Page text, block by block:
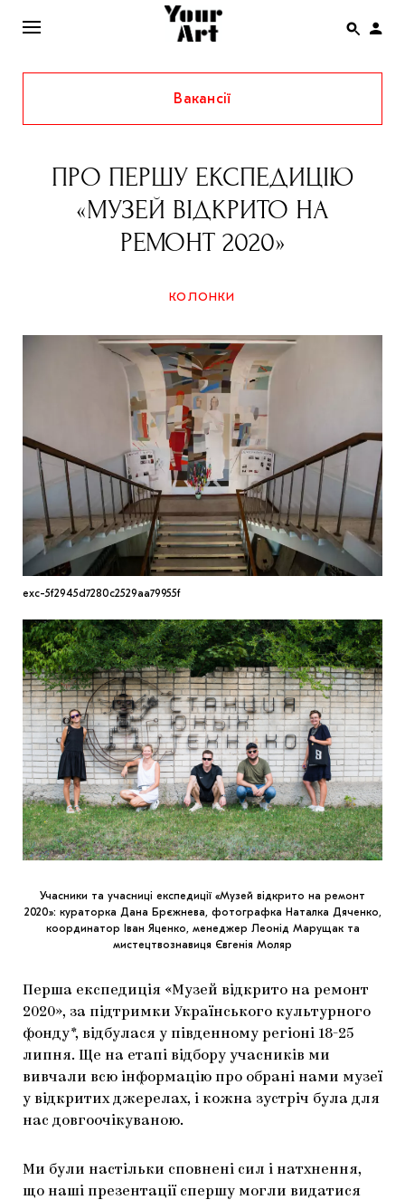
ENG
НОВИНИ
АФІША
ІНТЕРВ’Ю
СТАТТІ
THE UKRAINIAN PAVILION AT VENICE BIENNALE
2022
МАРІУПОЛЬСЬКІ МАРГІНАЛІЇ
ДОСЛІДНИЦЬКА ПЛАТФОРМА
ЗАПАЛЕННЯ
CARPATHIAN CULT ПРО РІЗДВЯНІ СВЯТА
Вакансії
ПРО ПЕРШУ ЕКСПЕДИЦІЮ
«МУЗЕЙ ВІДКРИТО НА
РЕМОНТ 2020»
КОЛОНКИ
exc-5f2945d7280c2529aa79955f
Учасники та учасниці експедиції «Музей відкрито на ремонт
2020»: кураторка Дана Брєжнева, фотографка Наталка Дяченко,
координатор Іван Яценко, менеджер Леонід Марущак та
мистецтвознавиця Євгенія Моляр
Перша експедиція «Музей відкрито на ремонт
2020», за підтримки Українського культурного
фонду*, відбулася у південному регіоні 18-25
липня. Ще на етапі відбору учасників ми
вивчали всю інформацію про обрані нами музеї
у відкритих джерелах, і кожна зустріч була для
нас довгоочікуваною.
Ми були настільки сповнені сил і натхнення,
що наші презентації спершу могли видатися